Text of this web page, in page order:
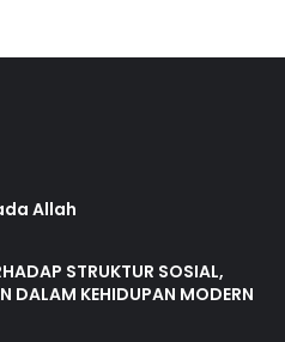
Allah
STRUKTUR SOSIAL,
DALAM KEHIDUPAN MODERN